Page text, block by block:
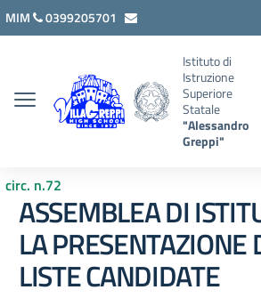
Vai ai contenuti
Vai al menu di navigazione
Vai al footer
MIM
0399205701
Istituto di
Istruzione
Superiore
Statale
"Alessandro
Greppi"
circ. n.72
ASSEMBLEA DI
LA PRESENTAZIONE
LISTE CANDIDATE